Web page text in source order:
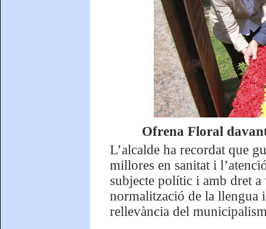
Ofrena Floral
L’alcalde ha recordat que
millores en sanitat i
subjecte polític i amb dret a
normalització de la llengua
rellevància del